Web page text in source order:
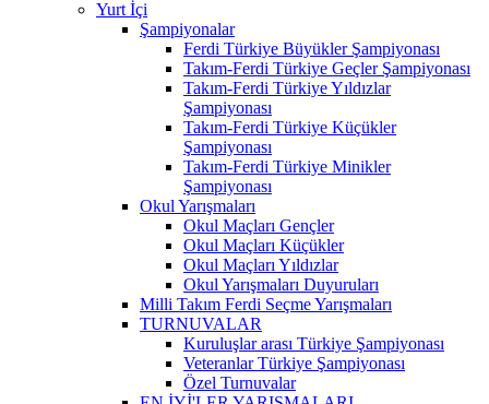
Yurt İçi
Şampiyonalar
Ferdi Türkiye Büyükler Şampiyonası
Takım-Ferdi Türkiye Geçler Şampiyonası
Takım-Ferdi Türkiye Yıldızlar
Şampiyonası
Takım-Ferdi Türkiye Küçükler
Şampiyonası
Takım-Ferdi Türkiye Minikler
Şampiyonası
Okul Yarışmaları
Okul Maçları Gençler
Okul Maçları Küçükler
Okul Maçları Yıldızlar
Okul Yarışmaları Duyuruları
Milli Takım Ferdi Seçme Yarışmaları
TURNUVALAR
Kuruluşlar arası Türkiye Şampiyonası
Veteranlar Türkiye Şampiyonası
Özel Turnuvalar